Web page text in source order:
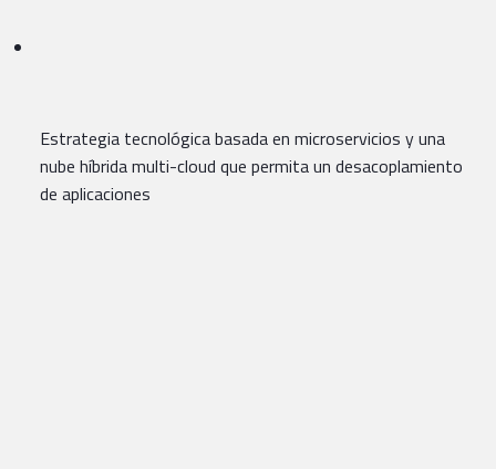
Estrategia tecnológica basada en microservicios y una
nube híbrida multi-cloud que permita un desacoplamiento
de aplicaciones